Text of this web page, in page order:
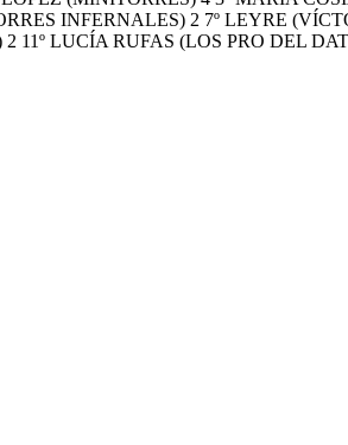
INFERNALES) 2 7º LEYRE
LUCÍA RUFAS (LOS PRO DEL